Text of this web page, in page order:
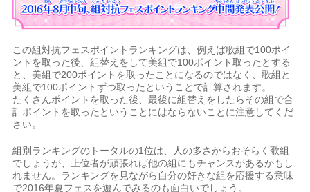
この組対抗フェスポイントランキングは、例えば歌組で100ポイ
ントを取った後、組替えをして美組で100ポイント取ったとする
と、美組で200ポイントを取ったことになるのではなく、歌組と
美組で100ポイントずつ取ったということで計算されます。
たくさんポイントを取った後、最後に組替えをしたらその組で合
計ポイントを取ったということにはならないことに注意してくだ
さい。
組別ランキングのトータルの1位は、人の多さからおそらく歌組
でしょうが、上位者が頑張れば他の組にもチャンスがあるかもし
れません。ランキングを見ながら自分の好きな組を応援する意味
で2016年夏フェスを遊んでみるのも面白いでしょう。